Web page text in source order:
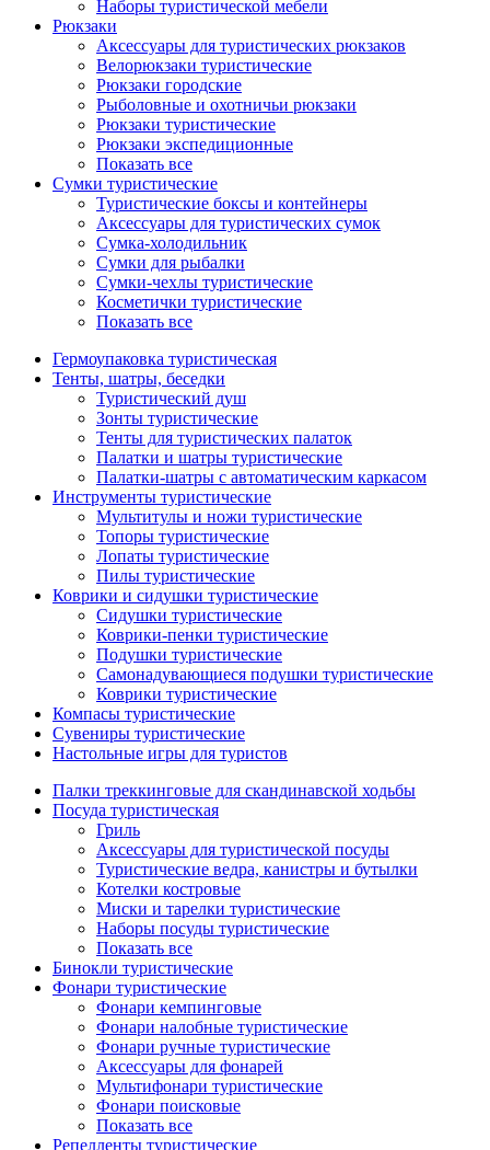
Наборы туристической мебели
Рюкзаки
Аксессуары для туристических рюкзаков
Велорюкзаки туристические
Рюкзаки городские
Рыболовные и охотничьи рюкзаки
Рюкзаки туристические
Рюкзаки экспедиционные
Показать все
Сумки туристические
Туристические боксы и контейнеры
Аксессуары для туристических сумок
Сумка-холодильник
Сумки для рыбалки
Сумки-чехлы туристические
Косметички туристические
Показать все
Гермоупаковка туристическая
Тенты, шатры, беседки
Туристический душ
Зонты туристические
Тенты для туристических палаток
Палатки и шатры туристические
Палатки-шатры с автоматическим каркасом
Инструменты туристические
Мультитулы и ножи туристические
Топоры туристические
Лопаты туристические
Пилы туристические
Коврики и сидушки туристические
Сидушки туристические
Коврики-пенки туристические
Подушки туристические
Самонадувающиеся подушки туристические
Коврики туристические
Компасы туристические
Сувениры туристические
Настольные игры для туристов
Палки треккинговые для скандинавской ходьбы
Посуда туристическая
Гриль
Аксессуары для туристической посуды
Туристические ведра, канистры и бутылки
Котелки костровые
Миски и тарелки туристические
Наборы посуды туристические
Показать все
Бинокли туристические
Фонари туристические
Фонари кемпинговые
Фонари налобные туристические
Фонари ручные туристические
Аксессуары для фонарей
Мультифонари туристические
Фонари поисковые
Показать все
Репелленты туристические